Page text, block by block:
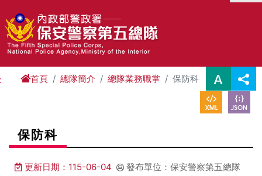
首頁 總隊簡介 總隊業務職掌 保防科
保防科
更新日期：115-06-04 發布單位：保安警察第五總隊